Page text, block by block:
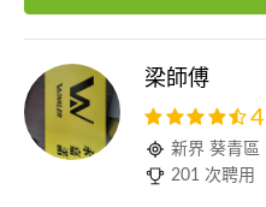
梁師傅
新界 葵青區
201 次聘用